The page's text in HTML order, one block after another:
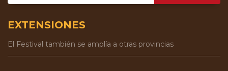
EXTENSIONES
El Festival también se amplía a otras provincias